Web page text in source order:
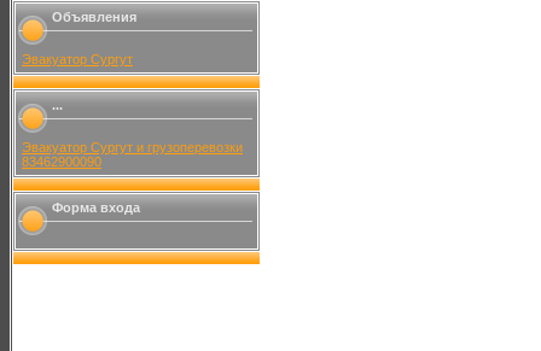
Объявления
Эвакуатор Сургут
...
Эвакуатор Сургут и грузоперевозки
83462900090
Форма входа